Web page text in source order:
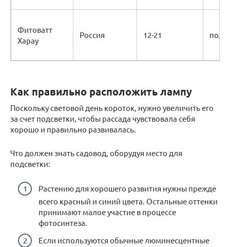
Фитоватт
Харау
Россия 12-21
Как правильно расположить лампу
Поскольку световой день короток, нужно увеличить его
за счет подсветки, чтобы рассада чувствовала себя
хорошо и правильно развивалась.
Что должен знать садовод, оборудуя место для
подсветки:
Растению для хорошего развития нужны прежде
всего красный и синий цвета. Остальные оттенки
принимают малое участие в процессе
фотосинтеза.
Если используются обычные люминесцентные